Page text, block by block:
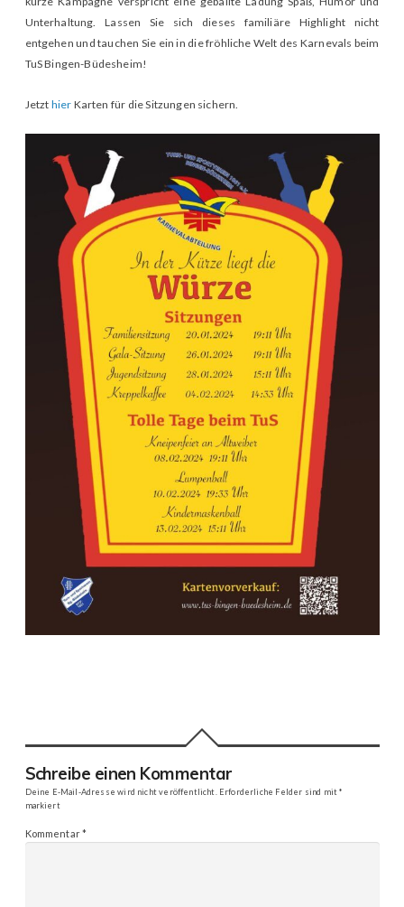
Unterhaltung. Lassen Sie sich dieses familiäre Highlight nicht
entgehen und tauchen Sie ein in die fröhliche Welt des Karnevals beim
TuS Bingen-Büdesheim!
Jetzt hier Karten für die Sitzungen sichern.
Schreibe einen Kommentar
Deine E-Mail-Adresse wird nicht veröffentlicht. Erforderliche Felder sind mit*
markiert
Kommentar*